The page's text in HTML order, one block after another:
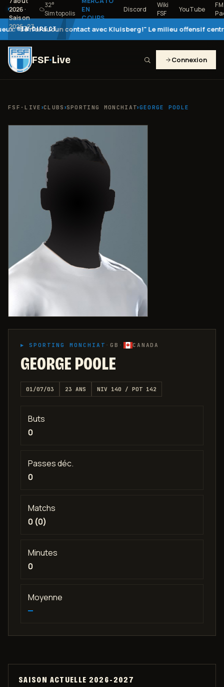
2026·
Saison
2026–27
32°
Simtopolis
EN
COURS
Discord
Wiki
FSF
YouTube
FM
EN DIRECT
n'ai aucun contact avec Kluisberg!" Le milieu offensif central,
FSF·Live Connexion
FSF·LIVE ›CLUBS ›SPORTING MONCHIAT›GEORGE POOLE
▸ SPORTING MONCHIAT · GB · CANADA
GEORGE POOLE
01/07/03 23 ANS NIV 140 / POT 142
Buts
0
Passes déc.
0
Matchs
0 (0)
Minutes
0
Moyenne
—
SAISON ACTUELLE 2026-2027